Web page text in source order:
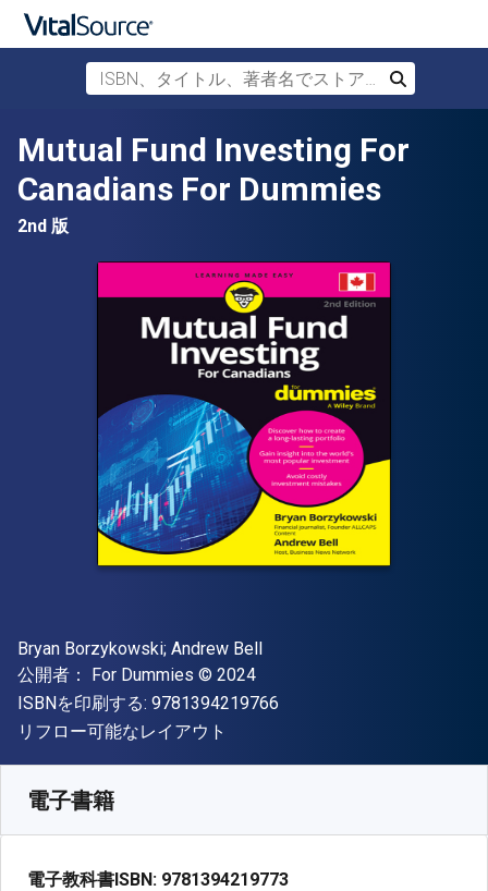
メインコンテンツへスキップ
ISBN、タイトル、著者名でストアを検索
検索
Mutual Fund Investing For
Canadians For Dummies
2nd 版
著者
Bryan Borzykowski; Andrew Bell
出版社
公開者： For Dummies 著作権
© 2024
ISBNを印刷する: 9781394219766
形式
リフロー可能なレイアウト
電子書籍
電子教科書ISBN: 9781394219773